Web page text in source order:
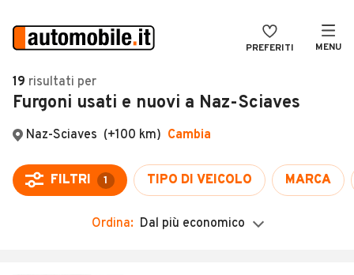
PREFERITI MENU
Auto
Auto usate
Auto Km 0
Auto Nuove
Noleggio a lungo termine
VENDI
MAGAZINE
ACCEDI
19 risultati per
Furgoni usati e nuovi a Naz-Sciaves
Naz-Sciaves (+100 km) Cambia
FILTRI 1 TIPO DI VEICOLO MARCA
Ordina: Dal più economico